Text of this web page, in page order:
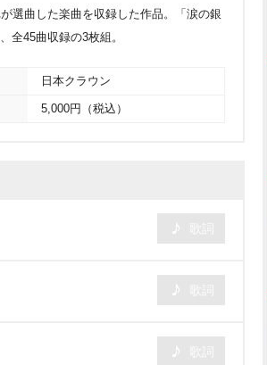
選曲した楽曲を収録した作品。「涙の銀
全45曲収録の3枚組。
日本クラウン
5,000円（税込）